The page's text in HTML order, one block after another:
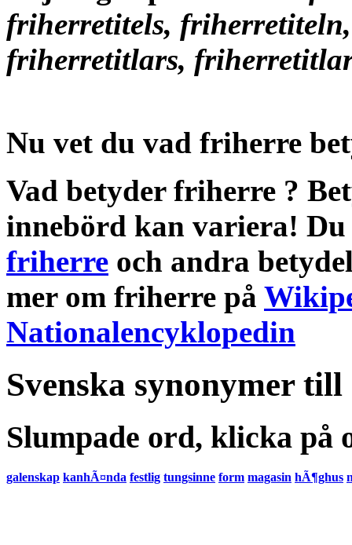
friherretitels,
friherretitlars,
Nu vet du vad friherre
Vad betyder friherre ?
innebörd kan variera!
friherre och andra
mer om friherre på
Nationalencyklopedin
Svenska synonymer
Slumpade ord, klicka på
galenskap kanhÃ¤nda festlig tungsinne form magasin hÃ¶ghus